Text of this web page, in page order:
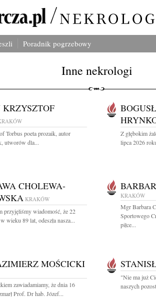
Poradnik pogrzebowy
Inne nekrologi
Torbus poeta prozaik, autor
utworów dla...
Z głębokim
lipca 2026
CHOLEWA-
KRAKÓW
przyjęliśmy wiadomość, że 22
wieku 89 lat, odeszła nasza...
KRAKÓW
Mgr Barbara
Sportowego
piłce...
MOŚCICKI
zawiadamiamy, że dnia 16
Prof. Dr hab. Józef...
"Nie ma już
naszych